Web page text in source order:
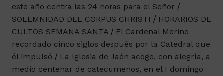
este año centra las 24 horas para el Señor
SOLEMNIDAD DEL CORPUS CHRISTI
HORARIOS DE
CULTOS SEMANA SANTA
El Cardenal Merino
recordado cinco siglos después por la Catedral que
él impulsó
La Iglesia de Jaén acoge, con alegría, a
medio centenar de catecúmenos, en el I domingo